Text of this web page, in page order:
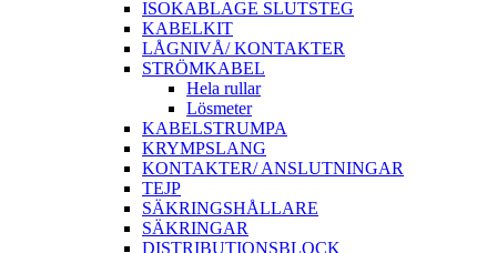
ISOKABLAGE SLUTSTEG
KABELKIT
LÅGNIVÅ/ KONTAKTER
STRÖMKABEL
Hela rullar
Lösmeter
KABELSTRUMPA
KRYMPSLANG
KONTAKTER/ ANSLUTNINGAR
TEJP
SÄKRINGSHÅLLARE
SÄKRINGAR
DISTRIBUTIONSBLOCK